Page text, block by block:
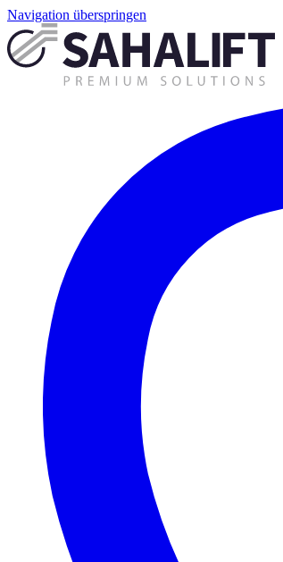
Navigation überspringen